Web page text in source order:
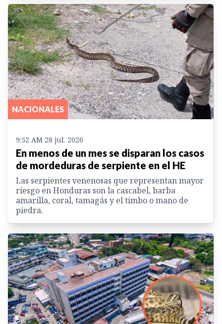
NACIONALES
9:52 AM 28 jul. 2026
En menos de un mes se disparan los casos
de mordeduras de serpiente en el HE
Las serpientes venenosas que representan mayor
riesgo en Honduras son la cascabel, barba
amarilla, coral, tamagás y el timbo o mano de
piedra.